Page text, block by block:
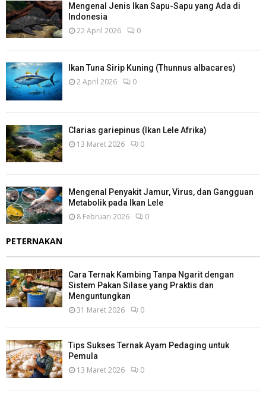
Mengenal Jenis Ikan Sapu-Sapu yang Ada di
Indonesia
22 April 2026 0
Ikan Tuna Sirip Kuning (Thunnus albacares)
2 April 2026 0
Clarias gariepinus (Ikan Lele Afrika)
13 Maret 2026 0
Mengenal Penyakit Jamur, Virus, dan Gangguan
Metabolik pada Ikan Lele
8 Februari 2026 0
PETERNAKAN
Cara Ternak Kambing Tanpa Ngarit dengan
Sistem Pakan Silase yang Praktis dan
Menguntungkan
31 Maret 2026 0
Tips Sukses Ternak Ayam Pedaging untuk
Pemula
13 Maret 2026 0